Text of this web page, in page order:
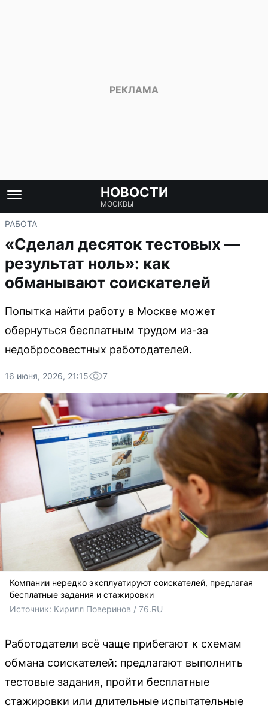
НОВОСТИ
МОСКВЫ
РАБОТА
«Сделал десяток тестовых —
результат ноль»: как
обманывают соискателей
Попытка найти работу в Москве может
обернуться бесплатным трудом из-за
недобросовестных работодателей.
16 июня, 2026, 21:15 7
Компании нередко эксплуатируют соискателей, предлагая
бесплатные задания и стажировки
Источник: Кирилл Поверинов / 76.RU
Работодатели всё чаще прибегают к схемам
обмана соискателей: предлагают выполнить
тестовые задания, пройти бесплатные
стажировки или длительные испытательные